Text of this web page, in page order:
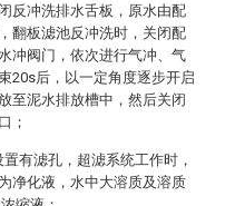
反冲洗排水舌板，原水由配
翻板滤池反冲洗时，关闭配
冲阀门，依次进行气冲、气
20s后，以一定角度逐步开启
至泥水排放槽中，然后关闭
；
有滤孔，超滤系统工作时，
净化液，水中大溶质及溶质